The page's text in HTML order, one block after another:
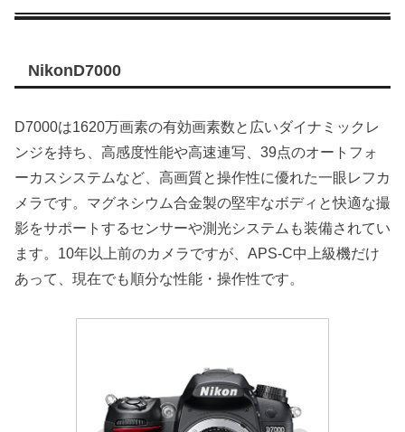
NikonD7000
D7000は1620万画素の有効画素数と広いダイナミックレ
ンジを持ち、高感度性能や高速連写、39点のオートフォ
ーカスシステムなど、高画質と操作性に優れた一眼レフカ
メラです。マグネシウム合金製の堅牢なボディと快適な撮
影をサポートするセンサーや測光システムも装備されてい
ます。10年以上前のカメラですが、APS-C中上級機だけ
あって、現在でも順分な性能・操作性です。